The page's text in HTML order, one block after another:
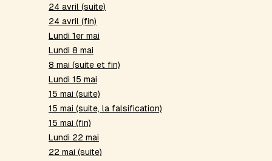
24 avril (suite)
24 avril (fin)
Lundi 1er mai
Lundi 8 mai
8 mai (suite et fin)
Lundi 15 mai
15 mai (suite)
15 mai (suite, la falsification)
15 mai (fin)
Lundi 22 mai
22 mai (suite)